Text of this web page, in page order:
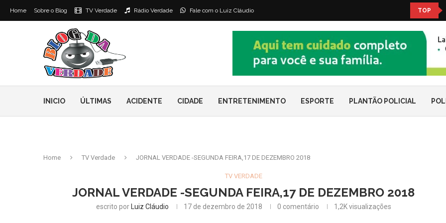
Home Sobre o Blog TV Verdade Rádio Verdade Fale com o Luiz Cláudio TOP
INICIO ÚLTIMAS ACIDENTE CIDADE ENTRETENIMENTO ESPORTE PLANTÃO POLICIAL
Home TV Verdade JORNAL VERDADE -SEGUNDA FEIRA,17 DE DEZEMBRO 2018
TV VERDADE
JORNAL VERDADE -SEGUNDA FEIRA,17 DE DEZEMBRO 2018
escrito por Luiz Cláudio 17 de dezembro de 2018 0 comentário 1,2Kvisualizações